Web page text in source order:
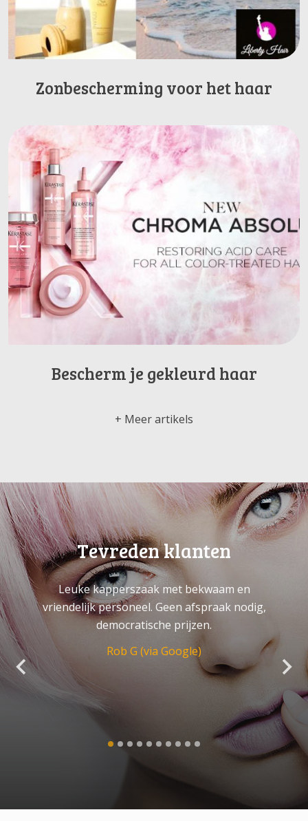
Zonbescherming voor het haar
Bescherm je gekleurd haar
Meer artikels
Tevreden klanten
Leuke kapperszaak met bekwaam en
vriendelijk personeel. Geen afspraak nodig,
democratische prijzen.
Rob G (via Google)